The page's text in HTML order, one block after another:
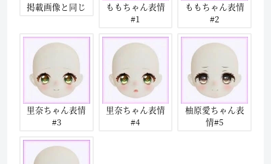
掲載画像と同じ
ももちゃん表情
#1
ももちゃん表情
#2
里奈ちゃん表情
#3
里奈ちゃん表情
#4
柚原愛ちゃん表
情#5